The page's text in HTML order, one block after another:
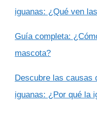
iguanas: ¿Qué ven
Guía completa:
mascota?
Descubre las causas
iguanas: ¿Por qué la